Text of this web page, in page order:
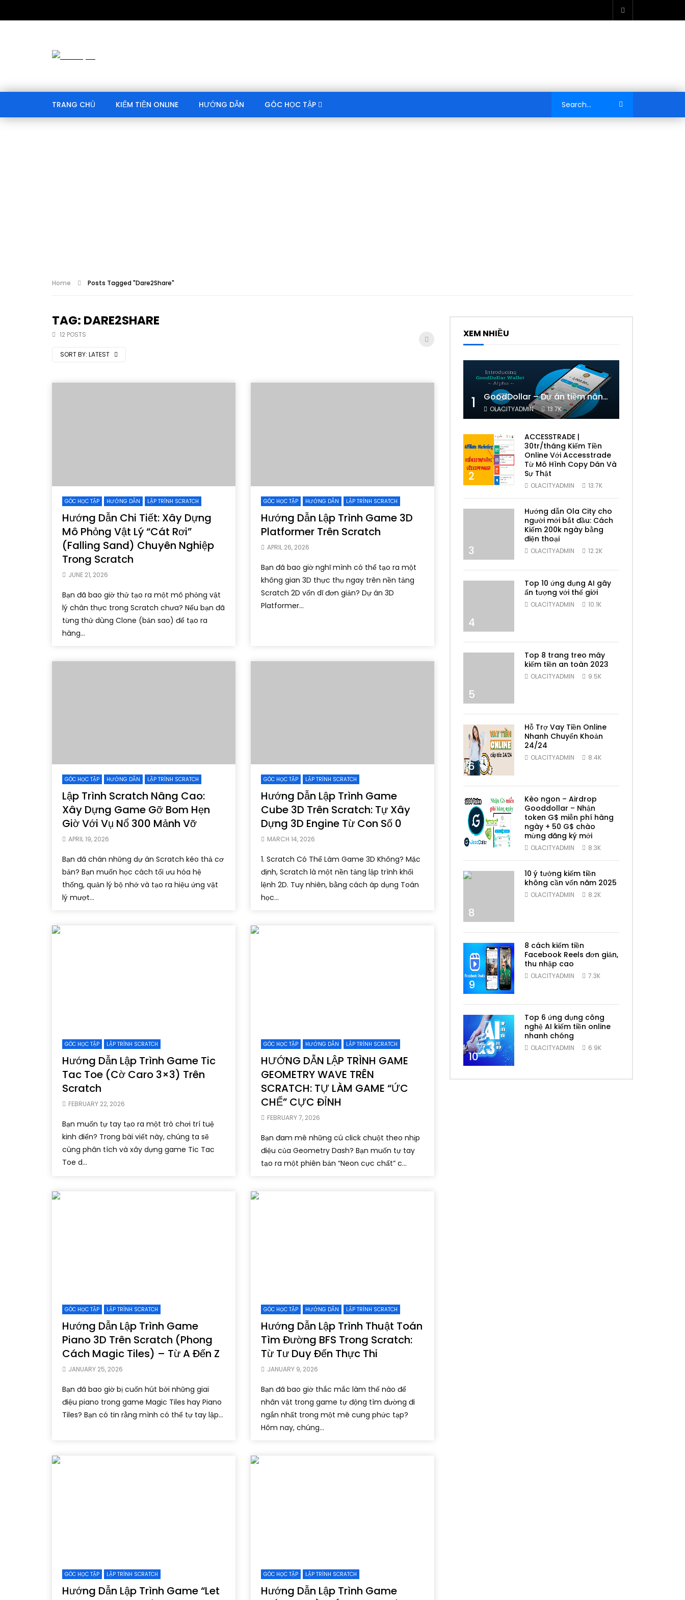
TRANG CHỦ KIẾM TIỀN ONLINE HƯỚNG DẪN GÓC HỌC TẬP
Home Posts Tagged "Dare2Share"
TAG: DARE2SHARE
12 POSTS
SORT BY: LATEST
GÓC HỌC TẬP HƯỚNG DẪN LẬP TRÌNH SCRATCH
Hướng Dẫn Chi Tiết: Xây Dựng
Mô Phỏng Vật Lý “Cát Rơi”
(Falling Sand) Chuyên Nghiệp
Trong Scratch
JUNE 21, 2026
Bạn đã bao giờ thử tạo ra một mô phỏng vật
lý chân thực trong Scratch chưa? Nếu bạn đã
từng thử dùng Clone (bản sao) để tạo ra
hàng...
GÓC HỌC TẬP HƯỚNG DẪN LẬP TRÌNH SCRATCH
Hướng Dẫn Lập Trình Game 3D
Platformer Trên Scratch
APRIL 26, 2026
Bạn đã bao giờ nghĩ mình có thể tạo ra một
không gian 3D thực thụ ngay trên nền tảng
Scratch 2D vốn dĩ đơn giản? Dự án 3D
Platformer...
GÓC HỌC TẬP HƯỚNG DẪN LẬP TRÌNH SCRATCH
Lập Trình Scratch Nâng Cao:
Xây Dựng Game Gỡ Bom Hẹn
Giờ Với Vụ Nổ 300 Mảnh Vỡ
APRIL 19, 2026
Bạn đã chán những dự án Scratch kéo thả cơ
bản? Bạn muốn học cách tối ưu hóa hệ
thống, quản lý bộ nhớ và tạo ra hiệu ứng vật
lý mượt...
GÓC HỌC TẬP LẬP TRÌNH SCRATCH
Hướng Dẫn Lập Trình Game
Cube 3D Trên Scratch: Tự Xây
Dựng 3D Engine Từ Con Số 0
MARCH 14, 2026
1. Scratch Có Thể Làm Game 3D Không? Mặc
định, Scratch là một nền tảng lập trình khối
lệnh 2D. Tuy nhiên, bằng cách áp dụng Toán
học...
GÓC HỌC TẬP LẬP TRÌNH SCRATCH
Hướng Dẫn Lập Trình Game Tic
Tac Toe (Cờ Caro 3×3) Trên
Scratch
FEBRUARY 22, 2026
Bạn muốn tự tay tạo ra một trò chơi trí tuệ
kinh điển? Trong bài viết này, chúng ta sẽ
cùng phân tích và xây dựng game Tic Tac
Toe d...
GÓC HỌC TẬP HƯỚNG DẪN LẬP TRÌNH SCRATCH
HƯỚNG DẪN LẬP TRÌNH GAME
GEOMETRY WAVE TRÊN
SCRATCH: TỰ LÀM GAME “ỨC
CHẾ” CỰC ĐỈNH
FEBRUARY 7, 2026
Bạn đam mê những cú click chuột theo nhịp
điệu của Geometry Dash? Bạn muốn tự tay
tạo ra một phiên bản “Neon cực chất” c...
GÓC HỌC TẬP LẬP TRÌNH SCRATCH
Hướng Dẫn Lập Trình Game
Piano 3D Trên Scratch (Phong
Cách Magic Tiles) – Từ A Đến Z
JANUARY 25, 2026
Bạn đã bao giờ bị cuốn hút bởi những giai
điệu piano trong game Magic Tiles hay Piano
Tiles? Bạn có tin rằng mình có thể tự tay lập...
GÓC HỌC TẬP HƯỚNG DẪN LẬP TRÌNH SCRATCH
Hướng Dẫn Lập Trình Thuật Toán
Tìm Đường BFS Trong Scratch:
Từ Tư Duy Đến Thực Thi
JANUARY 9, 2026
Bạn đã bao giờ thắc mắc làm thế nào để
nhân vật trong game tự động tìm đường đi
ngắn nhất trong một mê cung phức tạp?
Hôm nay, chúng...
GÓC HỌC TẬP LẬP TRÌNH SCRATCH
Hướng Dẫn Lập Trình Game “Let
GÓC HỌC TẬP LẬP TRÌNH SCRATCH
Hướng Dẫn Lập Trình Game
XEM NHIỀU
1 GoodDollar – Dự án tiềm năng của eToro có phải lừa đảo hay không?
OLACITYADMIN 13.7K
2
ACCESSTRADE |
30tr/tháng Kiếm Tiền
Online Với Accesstrade
Từ Mô Hình Copy Dán Và
Sự Thật
OLACITYADMIN 13.7K
3
Hướng dẫn Ola City cho
người mới bắt đầu: Cách
Kiếm 200k ngày bằng
điện thoại
OLACITYADMIN 12.2K
4
Top 10 ứng dụng AI gây
ấn tượng với thế giới
OLACITYADMIN 10.1K
5
Top 8 trang treo máy
kiếm tiền an toàn 2023
OLACITYADMIN 9.5K
6
Hỗ Trợ Vay Tiền Online
Nhanh Chuyển Khoản
24/24
OLACITYADMIN 8.4K
7
Kèo ngon – Airdrop
Gooddollar – Nhận
token G$ miễn phí hàng
ngày + 50 G$ chào
mừng đăng ký mới
OLACITYADMIN 8.3K
8
10 ý tưởng kiếm tiền
không cần vốn năm 2025
OLACITYADMIN 8.2K
9
8 cách kiếm tiền
Facebook Reels đơn giản,
thu nhập cao
OLACITYADMIN 7.3K
10
Top 6 ứng dụng công
nghệ AI kiếm tiền online
nhanh chóng
OLACITYADMIN 6.9K